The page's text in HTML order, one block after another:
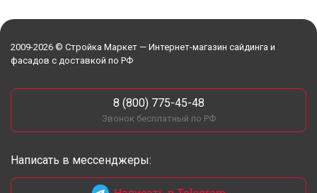
2009-2026 © Стройка Маркет — Интернет-магазин сайдинга и
фасадов с доставкой по РФ
8 (800) 775-45-48
Звонок бесплатный по РФ
Написать в мессенджеры: